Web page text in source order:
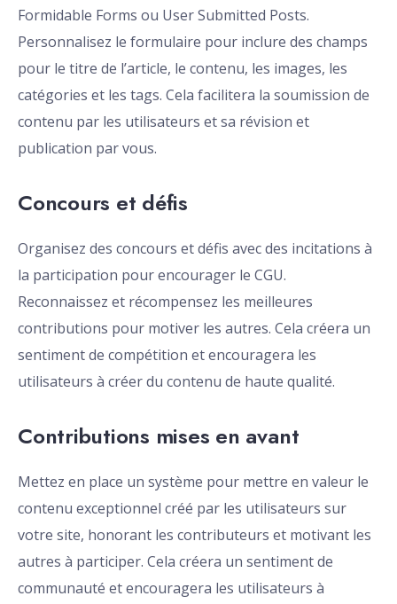
Formidable Forms ou User Submitted Posts.
Personnalisez le formulaire pour inclure des champs
pour le titre de l’article, le contenu, les images, les
catégories et les tags. Cela facilitera la soumission de
contenu par les utilisateurs et sa révision et
publication par vous.
Concours et défis
Organisez des concours et défis avec des incitations à
la participation pour encourager le CGU.
Reconnaissez et récompensez les meilleures
contributions pour motiver les autres. Cela créera un
sentiment de compétition et encouragera les
utilisateurs à créer du contenu de haute qualité.
Contributions mises en avant
Mettez en place un système pour mettre en valeur le
contenu exceptionnel créé par les utilisateurs sur
votre site, honorant les contributeurs et motivant les
autres à participer. Cela créera un sentiment de
communauté et encouragera les utilisateurs à